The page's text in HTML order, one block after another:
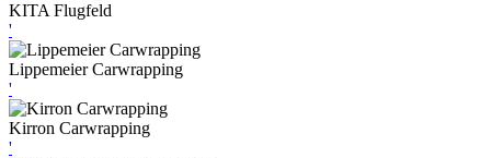
KITA Flugfeld
'
Lippemeier Carwrapping
'
Kirron Carwrapping
'